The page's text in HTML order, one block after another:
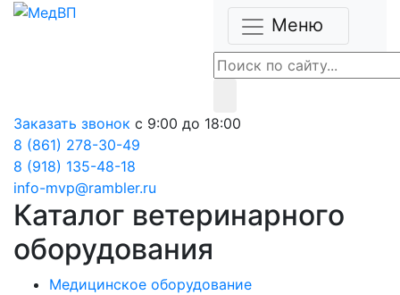
Меню
Заказать звонок с 9:00 до 18:00
8 (861) 278-30-49
8 (918) 135-48-18
info-mvp@rambler.ru
Каталог ветеринарного
оборудования
Медицинское оборудование